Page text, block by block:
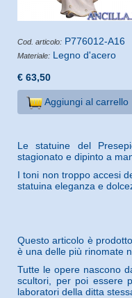
Cod. articolo: P776012-A16
Materiale: Legno d'acero
€ 63,50
Aggiungi al carrello
Le statuine del
stagionato e dipinto a
I toni non troppo accesi
statuina eleganza e
Questo articolo è
è una delle più rinomate
Tutte le opere nascono
scultori, per poi essere
laboratori della ditta